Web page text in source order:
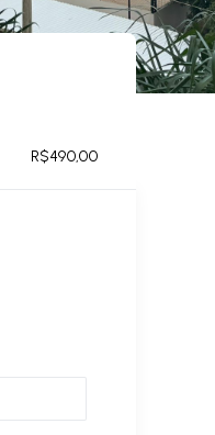
R$490,00